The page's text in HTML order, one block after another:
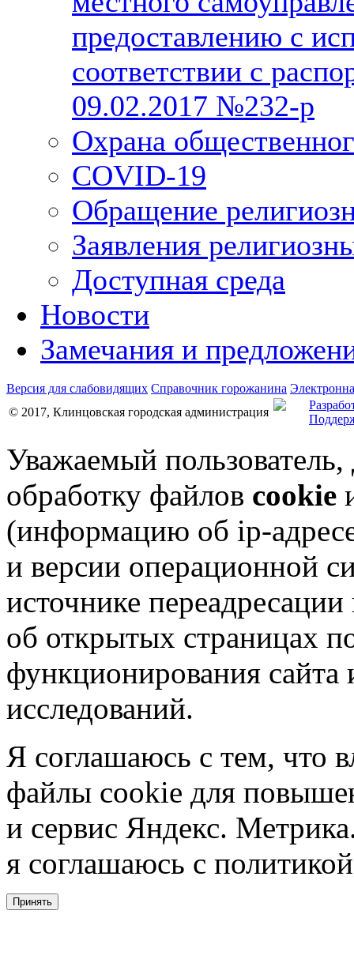
предоставлению с
соответствии с
09.02.2017 №232-р
Охрана
COVID-19
Обращение
Заявления
Доступная среда
Новости
Замечания и
Версия для слабовидящих Справочник горожанина
© 2017, Клинцовская городская администрация
Уважаемый
обработку файлов cookie
(информацию об ip-
и версии операционной
источнике переадресации
об открытых страницах
функционирования сайта
исследований.
Я соглашаюсь с тем, что
файлы cookie для
и сервис Яндекс.
я соглашаюсь с
Принять